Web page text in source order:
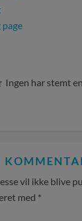
page
Ingen har stemt
vil ikke blive
med *